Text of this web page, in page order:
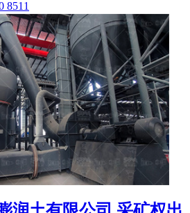
8511